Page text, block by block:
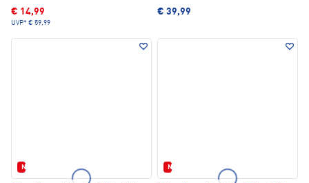
€ 14,99
UVP* € 59,99
€ 39,99
Neu Neu